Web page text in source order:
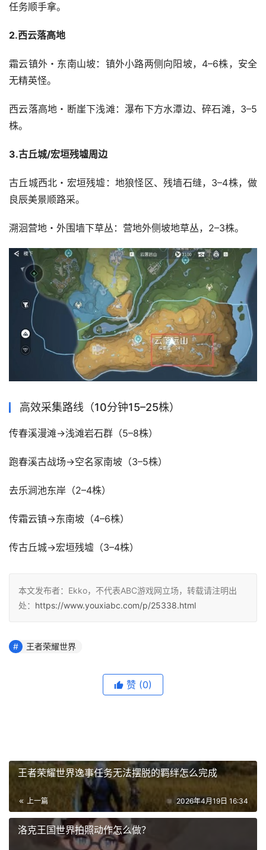
任务顺手拿。
2.西云落高地
霜云镇外・东南山坡：镇外小路两侧向阳坡，4–6株，安全
无精英怪。
西云落高地・断崖下浅滩：瀑布下方水潭边、碎石滩，3–5
株。
3.古丘城/宏垣残墟周边
古丘城西北・宏垣残墟：地狼怪区、残墙石缝，3–4株，做
良辰美景顺路采。
溯洄营地・外围墙下草丛：营地外侧坡地草丛，2–3株。
高效采集路线（10分钟15–25株）
传春溪漫滩→浅滩岩石群（5–8株）
跑春溪古战场→空名冢南坡（3–5株）
去乐涧池东岸（2–4株）
传霜云镇→东南坡（4–6株）
传古丘城→宏垣残墟（3–4株）
本文发布者：Ekko，不代表ABC游戏网立场，转载请注明出
处： https://www.youxiabc.com/p/25338.html
王者荣耀世界
赞 (0)
王者荣耀世界逸事任务无法摆脱的羁绊怎么完成
上一篇 2026年4月19日 16:34
洛克王国世界拍照动作怎么做？